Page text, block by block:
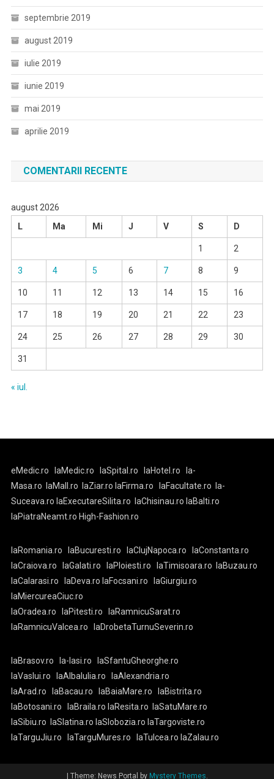
septembrie 2019
august 2019
iulie 2019
iunie 2019
mai 2019
aprilie 2019
COMENTARII RECENTE
august 2026
L
Ma Mi J V S D
1 2
3 4 5 6 7 8 9
10 11 12 13 14 15 16
17 18 19 20 21 22 23
24 25 26 27 28 29 30
31
« iul.
eMedic.ro laMedic.ro laSpital.ro laHotel.ro
la-
Masa.ro
laMall.ro laZiar.ro laFirma.ro laFacultate.ro
la-
Suceava.ro laExecutareSilita.ro laChisinau.ro laBalti.ro
laPiatraNeamt.ro High-Fashion.ro
laRomania.ro laBucuresti.ro laClujNapoca.ro
laConstanta.ro
laCraiova.ro
laGalati.ro laPloiesti.ro laTimisoara.ro
laBuzau.ro
laCalarasi.ro
laDeva.ro laFocsani.ro
laGiurgiu.ro
laMiercureaCiuc.ro
laOradea.ro
laPitesti.ro
laRamnicuSarat.ro
laRamnicuValcea.ro
laDrobetaTurnuSeverin.ro
laBrasov.ro la-Iasi.ro
laSfantuGheorghe.ro
laVaslui.ro
laAlbaIulia.ro
laAlexandria.ro
laArad.ro
laBacau.ro laBaiaMare.ro
laBistrita.ro
laBotosani.ro
laBraila.ro laResita.ro
laSatuMare.ro
laSibiu.ro
laSlatina.ro laSlobozia.ro laTargoviste.ro
laTarguJiu.ro
laTarguMures.ro laTulcea.ro laZalau.ro
Theme: News Portal by Mystery Themes.